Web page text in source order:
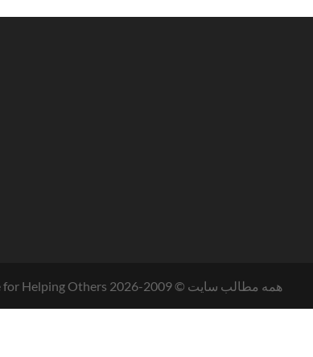
همه مطالب سایت © 2009- 2026